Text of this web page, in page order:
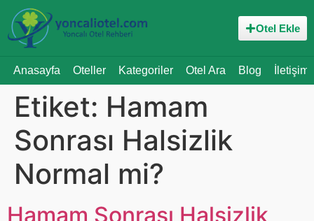
Otel Ekle
Anasayfa Oteller Kategoriler Otel Ara Blog İletişim
Etiket: Hamam
Sonrası Halsizlik
Normal mi?
Hamam Sonrası Halsizlik